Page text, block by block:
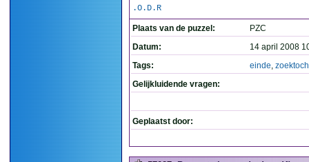
.O.D.R
Plaats van de puzzel:
PZC
Datum:
14 april 2008
Tags:
einde,
Gelijkluidende vragen:
Geplaatst door: